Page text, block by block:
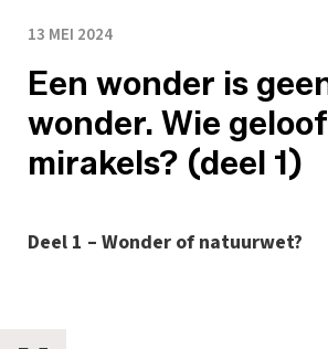
13 MEI 2024
Een wonder is
wonder. Wie
mirakels? (deel 1)
Deel 1 – Wonder of natuurwet?